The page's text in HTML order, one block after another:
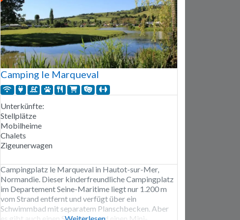
Camping le Marqueval
Unterkünfte:
Stellplätze
Mobilheime
Chalets
Zigeunerwagen
Campingplatz le Marqueval in Hautot-sur-Mer,
Normandie. Dieser kinderfreundliche Campingplatz
im Departement Seine-Maritime liegt nur 1.200 m
vom Strand entfernt und verfügt über ein
Schwimmbad mit separatem Planschbecken. Aber
es gibt auch einen Spielplatz und einen Mini-
Weiterlesen …